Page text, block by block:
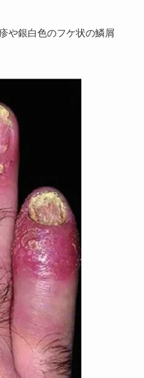
や銀白色のフケ状の鱗屑